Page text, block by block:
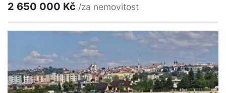
2 650 000 Kč /za nemovitost